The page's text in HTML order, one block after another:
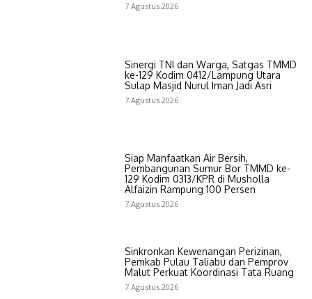
7 Agustus 2026
Sinergi TNI dan Warga, Satgas TMMD
ke-129 Kodim 0412/Lampung Utara
Sulap Masjid Nurul Iman Jadi Asri
7 Agustus 2026
Siap Manfaatkan Air Bersih,
Pembangunan Sumur Bor TMMD ke-
129 Kodim 0313/KPR di Musholla
Alfaizin Rampung 100 Persen
7 Agustus 2026
Sinkronkan Kewenangan Perizinan,
Pemkab Pulau Taliabu dan Pemprov
Malut Perkuat Koordinasi Tata Ruang
7 Agustus 2026